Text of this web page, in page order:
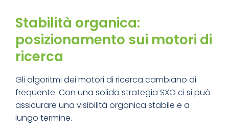
Stabilità organica:
posizionamento sui motori di
ricerca
Gli algoritmi dei motori di ricerca cambiano di
frequente. Con una solida strategia SXO ci si può
assicurare una visibilità organica stabile e a
lungo termine.